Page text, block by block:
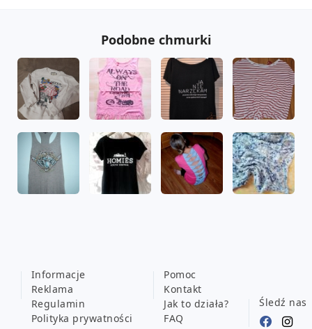
Podobne chmurki
Informacje
Reklama
Regulamin
Polityka prywatności
Pomoc
Kontakt
Jak to działa?
FAQ
Śledź nas